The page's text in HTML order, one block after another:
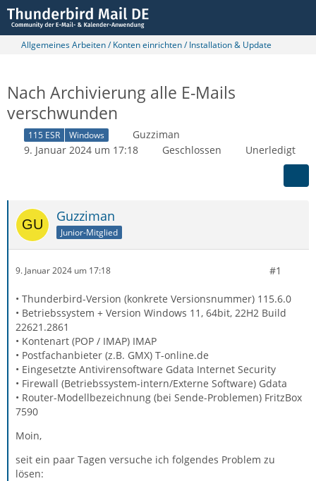
Allgemeines Arbeiten / Konten einrichten / Installation & Update
Nach Archivierung alle E-Mails
verschwunden
115 ESR Windows
Guzziman
9. Januar 2024 um 17:18
Geschlossen Unerledigt
Guzziman
Junior-Mitglied
9. Januar 2024 um 17:18 #1
• Thunderbird-Version (konkrete Versionsnummer) 115.6.0
• Betriebssystem + Version Windows 11, 64bit, 22H2 Build
22621.2861
• Kontenart (POP / IMAP) IMAP
• Postfachanbieter (z.B. GMX) T-online.de
• Eingesetzte Antivirensoftware Gdata Internet Security
• Firewall (Betriebssystem-intern/Externe Software) Gdata
• Router-Modellbezeichnung (bei Sende-Problemen) FritzBox
7590
Moin,
seit ein paar Tagen versuche ich folgendes Problem zu
lösen: